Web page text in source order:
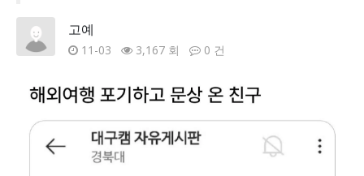
고예
11-03 3,167 회 0 건